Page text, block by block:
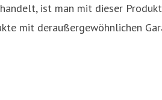
ist man mit dieser
mit deraußergewöhnlichen